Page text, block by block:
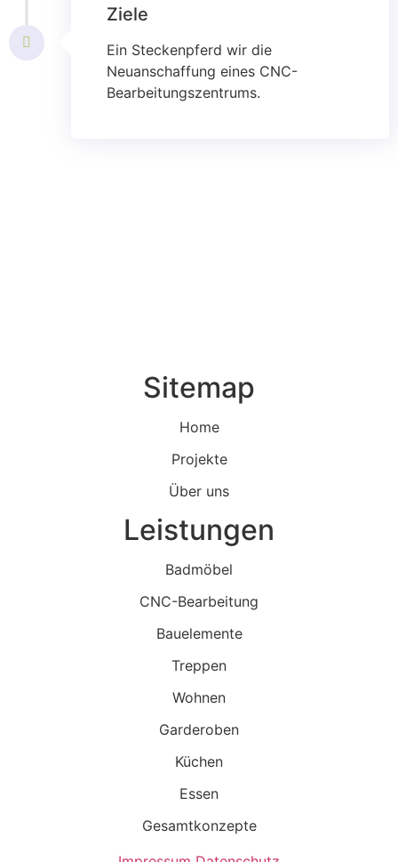
Ziele
Ein Steckenpferd wir die
Neuanschaffung eines CNC-
Bearbeitungszentrums.
Sitemap
Home
Projekte
Über uns
Leistungen
Badmöbel
CNC-Bearbeitung
Bauelemente
Treppen
Wohnen
Garderoben
Küchen
Essen
Gesamtkonzepte